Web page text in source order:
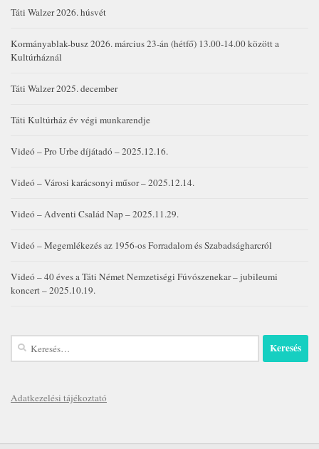
Táti Walzer 2026. húsvét
Kormányablak-busz 2026. március 23-án (hétfő) 13.00-14.00 között a
Kultúrháznál
Táti Walzer 2025. december
Táti Kultúrház év végi munkarendje
Videó – Pro Urbe díjátadó – 2025.12.16.
Videó – Városi karácsonyi műsor – 2025.12.14.
Videó – Adventi Család Nap – 2025.11.29.
Videó – Megemlékezés az 1956-os Forradalom és Szabadságharcról
Videó – 40 éves a Táti Német Nemzetiségi Fúvószenekar – jubileumi
koncert – 2025.10.19.
Keresés:
Adatkezelési tájékoztató